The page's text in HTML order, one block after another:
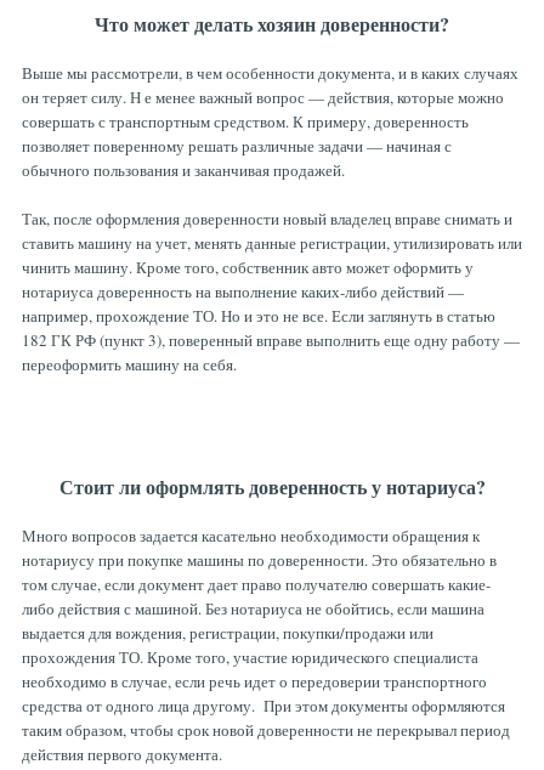
Что может делать хозяин доверенности?
Выше мы рассмотрели, в чем особенности документа, и в каких случаях
он теряет силу. Н е менее важный вопрос — действия, которые можно
совершать с транспортным средством. К примеру, доверенность
позволяет поверенному решать различные задачи — начиная с
обычного пользования и заканчивая продажей.
Так, после оформления доверенности новый владелец вправе снимать и
ставить машину на учет, менять данные регистрации, утилизировать или
чинить машину. Кроме того, собственник авто может оформить у
нотариуса доверенность на выполнение каких-либо действий —
например, прохождение ТО. Но и это не все. Если заглянуть в статью
182 ГК РФ (пункт 3), поверенный вправе выполнить еще одну работу —
переоформить машину на себя.
Стоит ли оформлять доверенность у нотариуса?
Много вопросов задается касательно необходимости обращения к
нотариусу при покупке машины по доверенности. Это обязательно в
том случае, если документ дает право получателю совершать какие-
либо действия с машиной. Без нотариуса не обойтись, если машина
выдается для вождения, регистрации, покупки/продажи или
прохождения ТО. Кроме того, участие юридического специалиста
необходимо в случае, если речь идет о передоверии транспортного
средства от одного лица другому. При этом документы оформляются
таким образом, чтобы срок новой доверенности не перекрывал период
действия первого документа.